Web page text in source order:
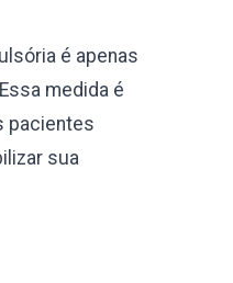
é apenas
medida é
pacientes
sua